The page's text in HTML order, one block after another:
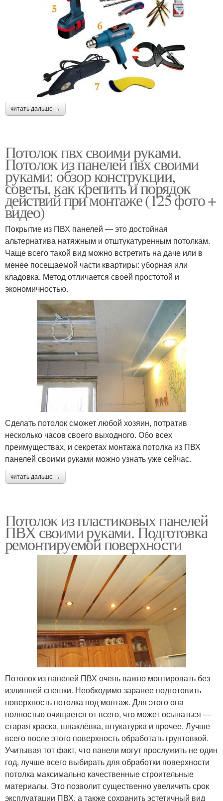
читать дальше →
Потолок пвх своими руками.
Потолок из панелей пвх своими
руками: обзор конструкции,
советы, как крепить и порядок
действий при монтаже (125 фото +
видео)
Покрытие из ПВХ панелей — это достойная
альтернатива натяжным и отштукатуренным потолкам.
Чаще всего такой вид можно встретить на даче или в
менее посещаемой части квартиры: уборная или
кладовка. Метод отличается своей простотой и
экономичностью.
Сделать потолок сможет любой хозяин, потратив
несколько часов своего выходного. Обо всех
преимуществах, и секретах монтажа потолка из ПВХ
панелей своими руками можно узнать уже сейчас.
читать дальше →
Потолок из пластиковых панелей
ПВХ своими руками. Подготовка
ремонтируемой поверхности
Потолок из панелей ПВХ очень важно монтировать без
излишней спешки. Необходимо заранее подготовить
поверхность потолка под монтаж. Для этого она
полностью очищается от всего, что может осыпаться —
старая краска, шпаклёвка, штукатурка и прочее. Лучше
всего после этого поверхность обработать грунтовкой.
Учитывая тот факт, что панели могут прослужить не один
год, лучше всего выбирать для обработки поверхности
потолка максимально качественные строительные
материалы. Это позволит существенно увеличить срок
эксплуатации ПВХ, а также сохранить эстетичный вид